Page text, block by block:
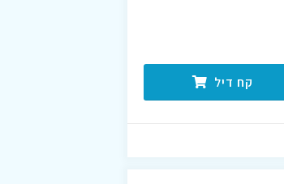
קח דיל